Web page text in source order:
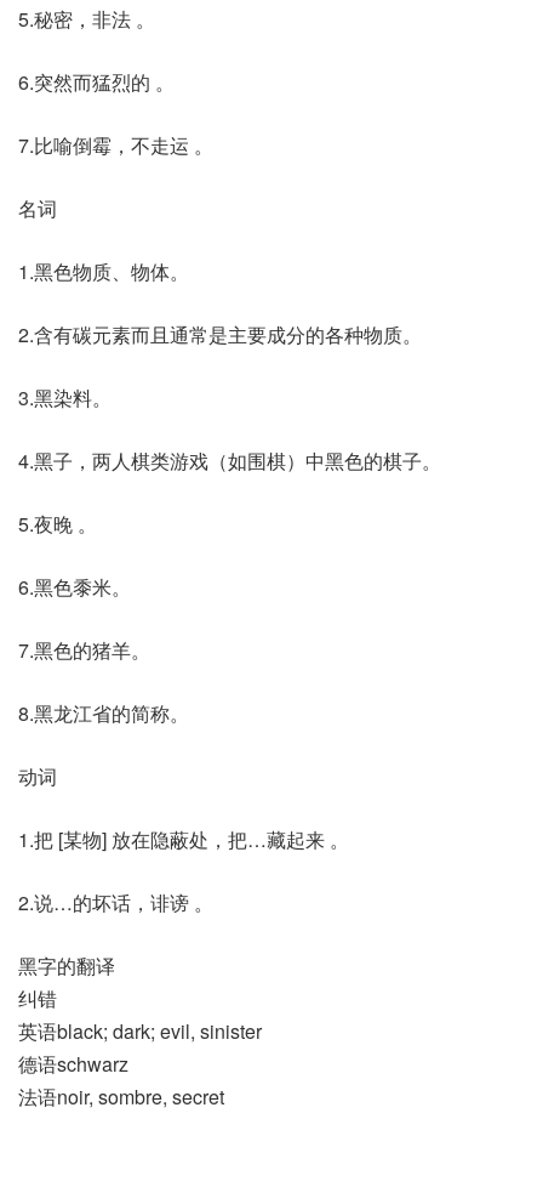
5.秘密，非法 。
6.突然而猛烈的 。
7.比喻倒霉，不走运 。
名词
1.黑色物质、物体。
2.含有碳元素而且通常是主要成分的各种物质。
3.黑染料。
4.黑子，两人棋类游戏（如围棋）中黑色的棋子。
5.夜晚 。
6.黑色黍米。
7.黑色的猪羊。
8.黑龙江省的简称。
动词
1.把 [某物] 放在隐蔽处，把…藏起来 。
2.说…的坏话，诽谤 。
黑字的翻译
纠错
英语black; dark; evil, sinister
德语schwarz
法语noir, sombre, secret